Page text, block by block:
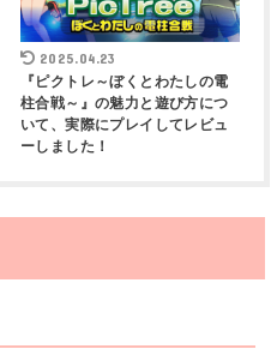
2025.04.23
『ピクトレ～ぼくとわたしの電
柱合戦～』の魅力と遊び方につ
いて、実際にプレイしてレビュ
ーしました！